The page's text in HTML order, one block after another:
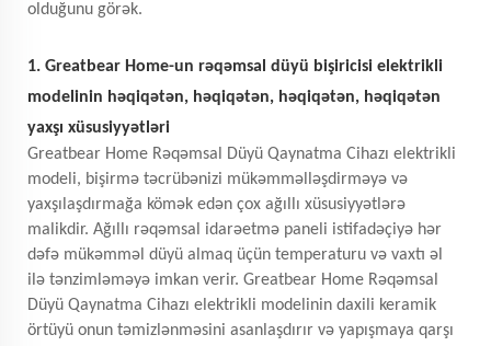
olduğunu görək.
1. Greatbear Home-un rəqəmsal düyü bişiricisi elektrikli
modelinin həqiqətən, həqiqətən, həqiqətən, həqiqətən
yaxşı xüsusiyyətləri
Greatbear Home Rəqəmsal Düyü Qaynatma Cihazı elektrikli
modeli, bişirmə təcrübənizi mükəmməlləşdirməyə və
yaxşılaşdırmağa kömək edən çox ağıllı xüsusiyyətlərə
malikdir. Ağıllı rəqəmsal idarəetmə paneli istifadəçiyə hər
dəfə mükəmməl düyü almaq üçün temperaturu və vaxtı əl
ilə tənzimləməyə imkan verir. Greatbear Home Rəqəmsal
Düyü Qaynatma Cihazı elektrikli modelinin daxili keramik
örtüyü onun təmizlənməsini asanlaşdırır və yapışmaya qarşı